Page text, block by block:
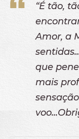
“É tão,
Amor, a
que
mais